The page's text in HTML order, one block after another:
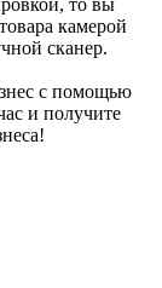
камерой
сканер.
с помощью
и получите